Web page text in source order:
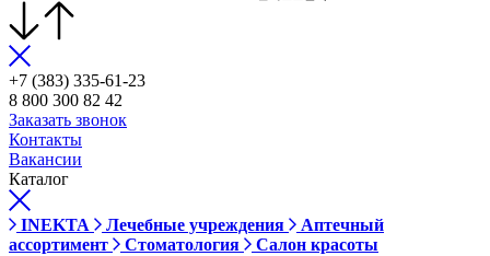
+7 (383) 335-61-23
8 800 300 82 42
Заказать звонок
Контакты
Вакансии
Каталог
INEKTA Лечебные учреждения
Аптечный
ассортимент
Стоматология Салон красоты